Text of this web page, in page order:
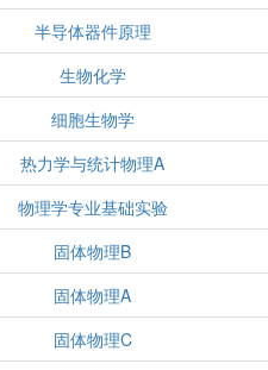
半导体器件原理
生物化学
细胞生物学
热力学与统计物理A
物理学专业基础实验
固体物理B
固体物理A
固体物理C